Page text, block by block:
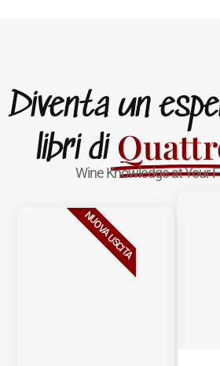
Diventa un
libri di
Wine Knowledge at Your
NUOVA USCITA